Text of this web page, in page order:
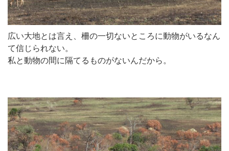
広い大地とは言え、柵の一切ないところに動物がいるなん
て信じられない。
私と動物の間に隔てるものがないんだから。